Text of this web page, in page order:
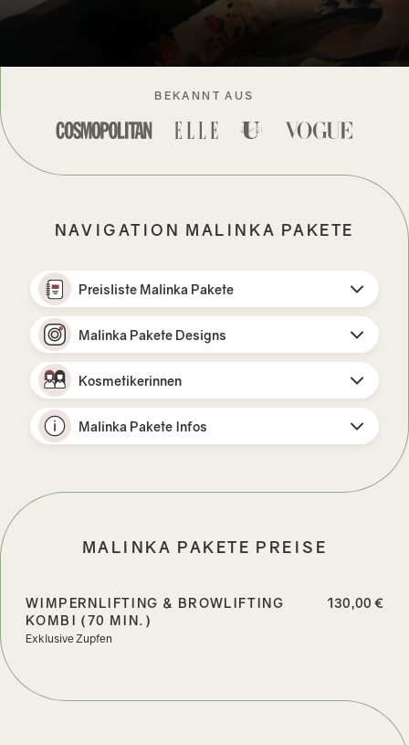
BEKANNT AUS
NAVIGATION MALINKA PAKETE
Preisliste Malinka Pakete
Malinka Pakete Designs
Kosmetikerinnen
Malinka Pakete Infos
MALINKA PAKETE PREISE
WIMPERNLIFTING & BROWLIFTING
KOMBI (70 MIN.)
Exklusive Zupfen
130,00 €